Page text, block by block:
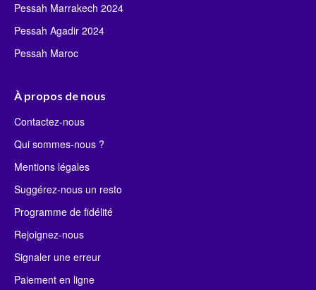
Pessah Marrakech 2024
Pessah Agadir 2024
Pessah Maroc
À propos de nous
Contactez-nous
Qui sommes-nous ?
Mentions légales
Suggérez-nous un resto
Programme de fidélité
Rejoignez-nous
Signaler une erreur
Paiement en ligne